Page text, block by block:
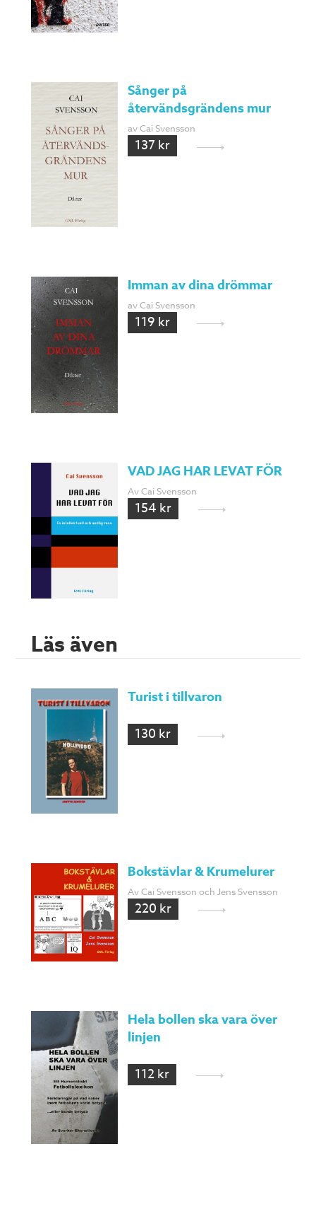
Sånger på
återvändsgrändens mur
av Cai Svensson
137 kr
Imman av dina drömmar
av Cai Svensson
119 kr
VAD JAG HAR LEVAT FÖR
Av Cai Svensson
154 kr
Läs även
Turist i tillvaron
130 kr
Bokstävlar & Krumelurer
Av Cai Svensson och Jens Svensson
220 kr
Hela bollen ska vara över
linjen
112 kr